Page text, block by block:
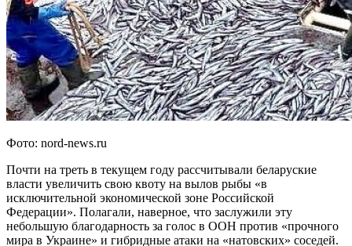
Фото: nord-news.ru
Почти на треть в текущем году рассчитывали беларуские
власти увеличить свою квоту на вылов рыбы «в
исключительной экономической зоне Российской
Федерации». Полагали, наверное, что заслужили эту
небольшую благодарность за голос в ООН против «прочного
мира в Украине» и гибридные атаки на «натовских» соседей.